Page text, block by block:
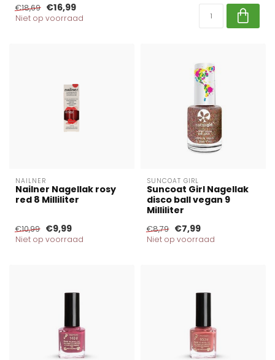
€18,69 €16,99
Niet op voorraad
NAILNER
Nailner Nagellak rosy
red 8 Milliliter
€10,99 €9,99
Niet op voorraad
SUNCOAT GIRL
Suncoat Girl Nagellak
disco ball vegan 9
Milliliter
€8,79 €7,99
Niet op voorraad